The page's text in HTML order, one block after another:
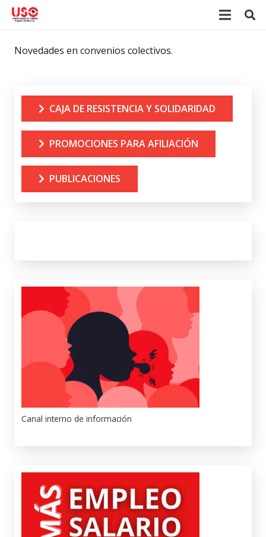
Novedades en convenios colectivos.
CAJA DE RESISTENCIA Y SOLIDARIDAD
PROMOCIONES PARA AFILIACIÓN
PUBLICACIONES
Canal interno de información